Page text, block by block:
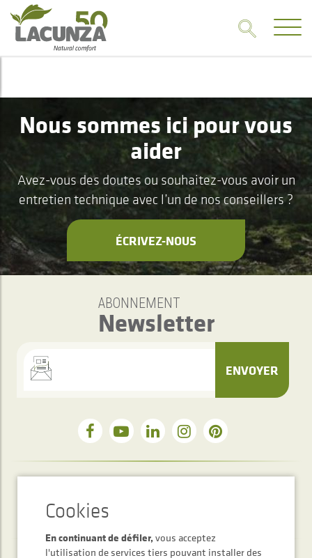
Nous sommes ici pour vous
aider
Avez-vous des doutes ou souhaitez-vous avoir un
entretien technique avec l’un de nos conseillers ?
ÉCRIVEZ-NOUS
ABONNEMENT
Newsletter
ENVOYER
+34 948 563 511
En continuant de défiler,vous acceptez
l'utilisation de services tiers pouvant installer des